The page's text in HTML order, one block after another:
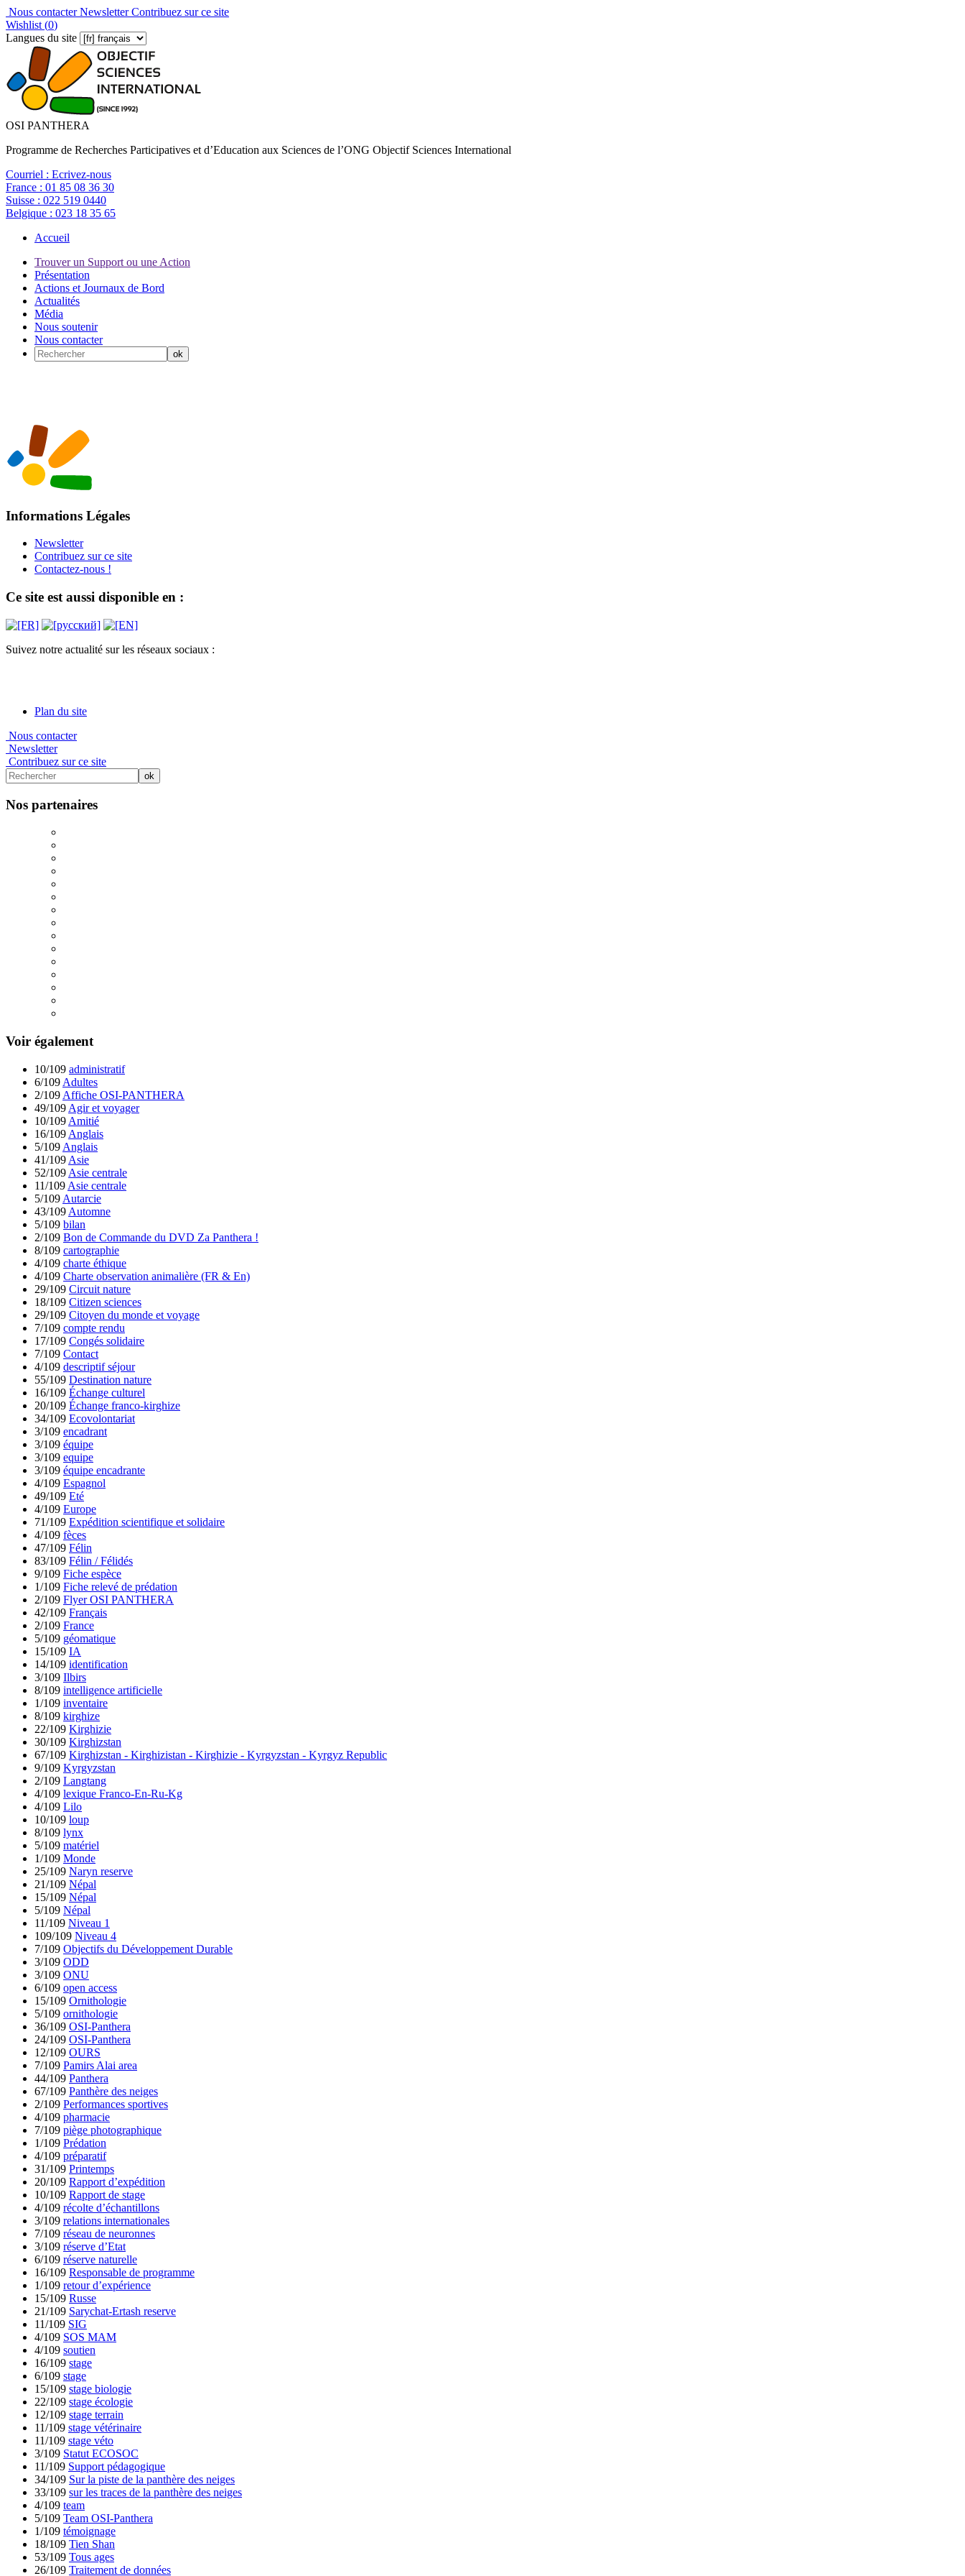
Nous contacterNewsletterContribuez sur ce site
Wishlist (0)
Langues du site
OSI PANTHERA
Programme de Recherches Participatives et d’Education aux Sciences de l’ONG Objectif Sciences International
Courriel : Ecrivez-nous
France : 01 85 08 36 30
Suisse : 022 519 0440
Belgique : 023 18 35 65
Accueil
Trouver un Support ou une Action
Présentation
Actions et Journaux de Bord
Actualités
Média
Nous soutenir
Nous contacter
Informations Légales
Newsletter
Contribuez sur ce site
Contactez-nous !
Ce site est aussi disponible en :
Suivez notre actualité sur les réseaux sociaux :
Plan du site
Nous contacter
Newsletter
Contribuez sur ce site
Nos partenaires
Voir également
10/109 administratif
6/109 Adultes
2/109 Affiche OSI-PANTHERA
49/109 Agir et voyager
10/109 Amitié
16/109 Anglais
5/109 Anglais
41/109 Asie
52/109 Asie centrale
11/109 Asie centrale
5/109 Autarcie
43/109 Automne
5/109 bilan
2/109 Bon de Commande du DVD Za Panthera !
8/109 cartographie
4/109 charte éthique
4/109 Charte observation animalière (FR & En)
29/109 Circuit nature
18/109 Citizen sciences
29/109 Citoyen du monde et voyage
7/109 compte rendu
17/109 Congés solidaire
7/109 Contact
4/109 descriptif séjour
55/109 Destination nature
16/109 Échange culturel
20/109 Échange franco-kirghize
34/109 Ecovolontariat
3/109 encadrant
3/109 équipe
3/109 equipe
3/109 équipe encadrante
4/109 Espagnol
49/109 Eté
4/109 Europe
71/109 Expédition scientifique et solidaire
4/109 fèces
47/109 Félin
83/109 Félin / Félidés
9/109 Fiche espèce
1/109 Fiche relevé de prédation
2/109 Flyer OSI PANTHERA
42/109 Français
2/109 France
5/109 géomatique
15/109 IA
14/109 identification
3/109 Ilbirs
8/109 intelligence artificielle
1/109 inventaire
8/109 kirghize
22/109 Kirghizie
30/109 Kirghizstan
67/109 Kirghizstan - Kirghizistan - Kirghizie - Kyrgyzstan - Kyrgyz Republic
9/109 Kyrgyzstan
2/109 Langtang
4/109 lexique Franco-En-Ru-Kg
4/109 Lilo
10/109 loup
8/109 lynx
5/109 matériel
1/109 Monde
25/109 Naryn reserve
21/109 Népal
15/109 Népal
5/109 Népal
11/109 Niveau 1
109/109 Niveau 4
7/109 Objectifs du Développement Durable
3/109 ODD
3/109 ONU
6/109 open access
15/109 Ornithologie
5/109 ornithologie
36/109 OSI-Panthera
24/109 OSI-Panthera
12/109 OURS
7/109 Pamirs Alai area
44/109 Panthera
67/109 Panthère des neiges
2/109 Performances sportives
4/109 pharmacie
7/109 piège photographique
1/109 Prédation
4/109 préparatif
31/109 Printemps
20/109 Rapport d’expédition
10/109 Rapport de stage
4/109 récolte d’échantillons
3/109 relations internationales
7/109 réseau de neuronnes
3/109 réserve d’Etat
6/109 réserve naturelle
16/109 Responsable de programme
1/109 retour d’expérience
15/109 Russe
21/109 Sarychat-Ertash reserve
11/109 SIG
4/109 SOS MAM
4/109 soutien
16/109 stage
6/109 stage
15/109 stage biologie
22/109 stage écologie
12/109 stage terrain
11/109 stage vétérinaire
11/109 stage véto
3/109 Statut ECOSOC
11/109 Support pédagogique
34/109 Sur la piste de la panthère des neiges
33/109 sur les traces de la panthère des neiges
4/109 team
5/109 Team OSI-Panthera
1/109 témoignage
18/109 Tien Shan
53/109 Tous ages
26/109 Traitement de données